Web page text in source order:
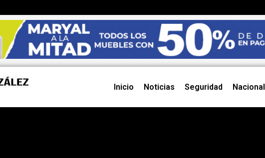
Inicio Noticias Seguridad Nacional